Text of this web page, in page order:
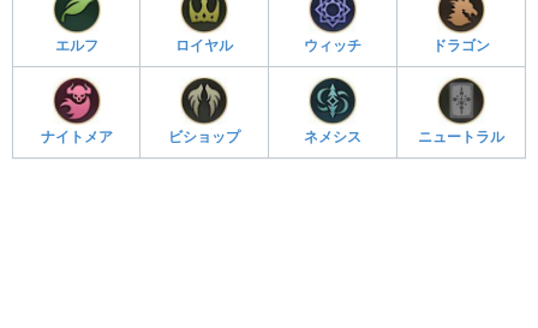
エルフ ロイヤル ウィッチ ドラゴン
ナイトメア ビショップ ネメシス ニュートラル